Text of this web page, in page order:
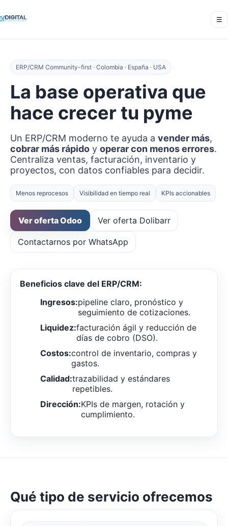
☰
ERP/CRM Community-first · Colombia · España · USA
La base operativa que
hace crecer tu pyme
Un ERP/CRM moderno te ayuda a vender más,
cobrar más rápido y operar con menos errores.
Centraliza ventas, facturación, inventario y
proyectos, con datos confiables para decidir.
Menos reprocesos Visibilidad en tiempo real KPIs accionables
Ver oferta Odoo Ver oferta Dolibarr
Contactarnos por WhatsApp
Beneficios clave del ERP/CRM:
Ingresos:pipeline claro, pronóstico y
seguimiento de cotizaciones.
Liquidez:facturación ágil y reducción de
días de cobro (DSO).
Costos:control de inventario, compras y
gastos.
Calidad:trazabilidad y estándares
repetibles.
Dirección:KPIs de margen, rotación y
cumplimiento.
Qué tipo de servicio ofrecemos